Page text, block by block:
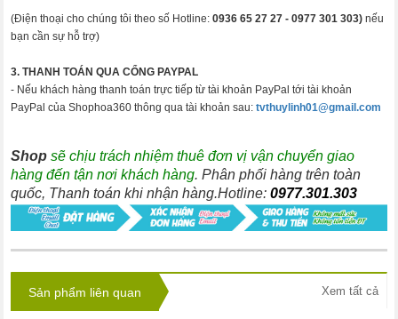
(Điện thoại cho chúng tôi theo số Hotline:0936 65 27 27 -0977 301 303) nếu
bạn cần sự hỗ trợ)
3. THANH TOÁN QUA CỔNG PAYPAL
- Nếu khách hàng thanh toán trực tiếp từ tài khoản PayPal tới tài khoản
PayPal của Shophoa360 thông qua tài khoản sau:tvthuylinh01@gmail.com
Shop sẽ chịu trách nhiệm thuê đơn vị vận chuyển giao
hàng đến tận nơi khách hàng. Phân phối hàng trên toàn
quốc, Thanh toán khi nhận hàng.Hotline:0977.301.303
Sản phẩm liên quan Xem tất cả